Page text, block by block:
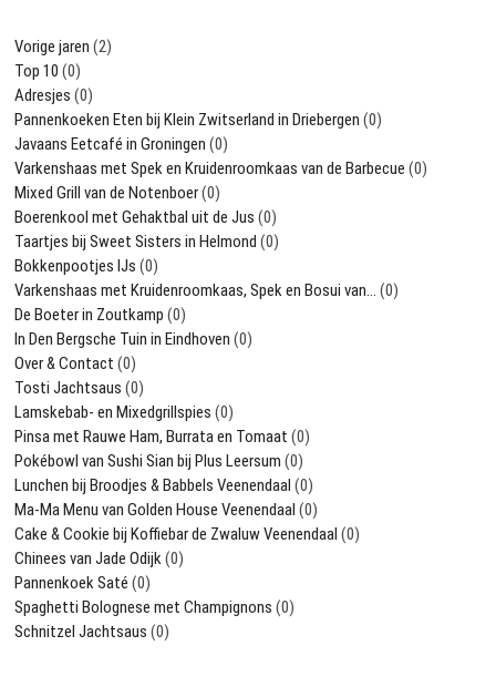
Vorige jaren (2)
Top 10 (0)
Adresjes (0)
Pannenkoeken Eten bij Klein Zwitserland in Driebergen (0)
Javaans Eetcafé in Groningen (0)
Varkenshaas met Spek en Kruidenroomkaas van de Barbecue (0)
Mixed Grill van de Notenboer(0)
Boerenkool met Gehaktbal uit de Jus (0)
Taartjes bij Sweet Sisters in Helmond (0)
Bokkenpootjes IJs (0)
Varkenshaas met Kruidenroomkaas, Spek en Bosui van… (0)
De Boeter in Zoutkamp (0)
In Den Bergsche Tuin in Eindhoven (0)
Over & Contact (0)
Tosti Jachtsaus (0)
Lamskebab- en Mixedgrillspies (0)
Pinsa met Rauwe Ham, Burrata en Tomaat (0)
Pokébowl van Sushi Sian bij Plus Leersum (0)
Lunchen bij Broodjes & Babbels Veenendaal (0)
Ma-Ma Menu van Golden House Veenendaal (0)
Cake & Cookie bij Koffiebar de Zwaluw Veenendaal (0)
Chinees van Jade Odijk(0)
Pannenkoek Saté (0)
Spaghetti Bolognese met Champignons (0)
Schnitzel Jachtsaus (0)